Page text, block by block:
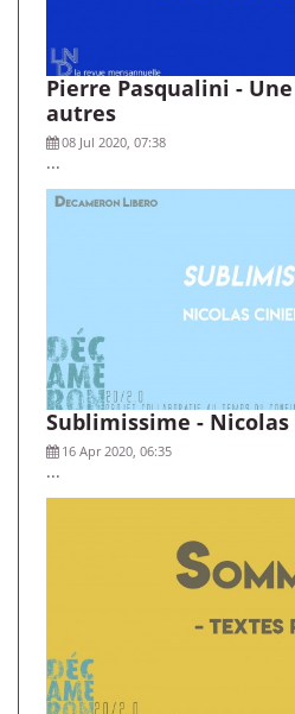
Pierre Pasqualini -
autres
08 Jul 2020, 07:38
...
Sublimissime -
16 Apr 2020, 06:35
...